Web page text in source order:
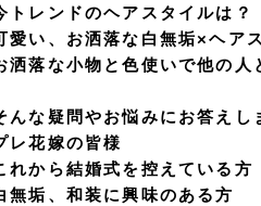
トレンドのヘアスタイルは？
愛い、お洒落な白無垢×ヘア
洒落な小物と色使いで他の人
んな疑問やお悩みにお答えし
レ花嫁の皆様
れから結婚式を控えている方
無垢、和装に興味のある方